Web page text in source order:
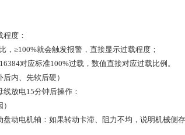
度：
，≥100%就会触发报警，直接显示过载程度；
对应标准100%过载，数值直接对应过载比例。
内、先软后硬）
放电15分钟后操作：
盘动电机轴：如果转动卡滞、阻力不均，说明机械侧